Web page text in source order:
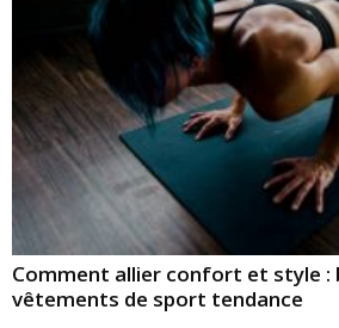
Comment allier confort et style :
vêtements de sport tendance